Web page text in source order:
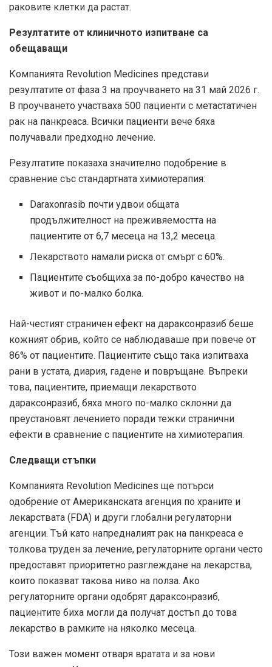
раковите клетки да растат.
Резултатите от клиничното изпитване са
обещаващи
Компанията Revolution Medicines представи
резултатите от фаза 3 на проучването на 31 май 2026 г.
В проучването участваха 500 пациенти с метастатичен
рак на панкреаса. Всички пациенти вече бяха
получавали предходно лечение.
Резултатите показаха значително подобрение в
сравнение със стандартната химиотерапия:
Daraxonrasib почти удвои общата
продължителност на преживяемостта на
пациентите от 6,7 месеца на 13,2 месеца.
Лекарството намали риска от смърт с 60%.
Пациентите съобщиха за по-добро качество на
живот и по-малко болка.
Най-честият страничен ефект на дараксонразиб беше
кожният обрив, който се наблюдаваше при повече от
86% от пациентите. Пациентите също така изпитваха
рани в устата, диария, гадене и повръщане. Въпреки
това, пациентите, приемащи лекарството
дараксонразиб, бяха много по-малко склонни да
преустановят лечението поради тежки странични
ефекти в сравнение с пациентите на химиотерапия.
Следващи стъпки
Компанията Revolution Medicines ще потърси
одобрение от Американската агенция по храните и
лекарствата (FDA) и други глобални регулаторни
агенции. Тъй като напредналият рак на панкреаса е
толкова труден за лечение, регулаторните органи често
предоставят приоритетно разглеждане на лекарства,
които показват такова ниво на полза. Ако
регулаторните органи одобрят дараксонразиб,
пациентите биха могли да получат достъп до това
лекарство в рамките на няколко месеца.
Този важен момент отваря вратата и за нови